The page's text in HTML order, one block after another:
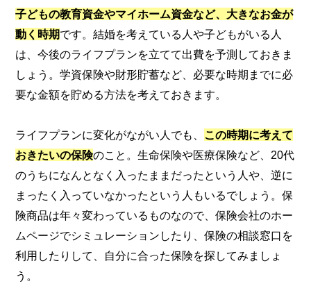
子どもの教育資金やマイホーム資金など、大きなお金が
動く時期です。結婚を考えている人や子どもがいる人
は、今後のライフプランを立てて出費を予測しておきま
しょう。学資保険や財形貯蓄など、必要な時期までに必
要な金額を貯める方法を考えておきます。
ライフプランに変化がながい人でも、 この時期に考えて
おきたいの保険のこと。生命保険や医療保険など、20代
のうちになんとなく入ったままだったという人や、逆に
まったく入っていなかったという人もいるでしょう。保
険商品は年々変わっているものなので、保険会社のホー
ムページでシミュレーションしたり、保険の相談窓口を
利用したりして、自分に合った保険を探してみましょ
う。